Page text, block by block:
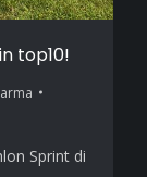
top10!
Sprint di